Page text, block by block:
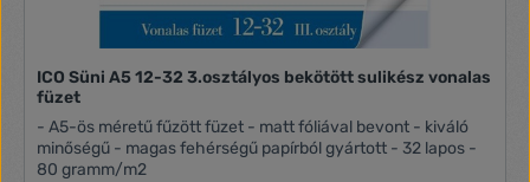
ICO Süni A5 12-32 3.osztályos bekötött sulikész vonalas
füzet
- A5-ös méretű fűzött füzet - matt fóliával bevont - kiváló
minőségű - magas fehérségű papírból gyártott - 32 lapos -
80 gramm/m2